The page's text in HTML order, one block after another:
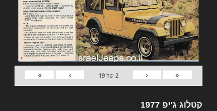
«
‹
2של19
›
»
קטלוג ג'יפ 1977